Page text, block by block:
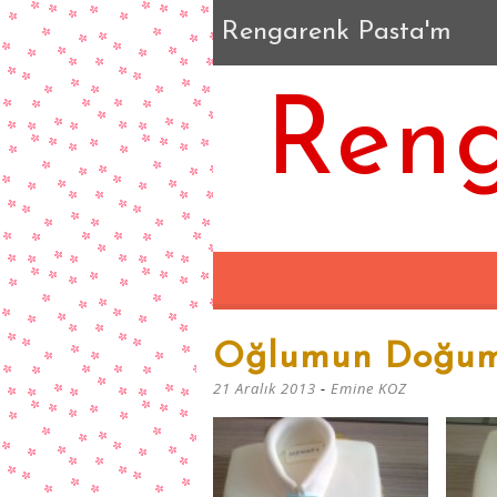
Rengarenk Pasta'm
Oğlumun
21 Aralık 2013 - Emine KOZ